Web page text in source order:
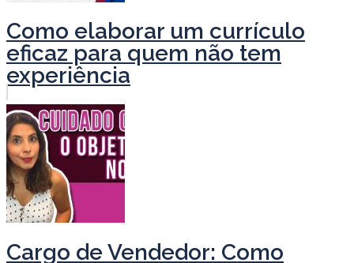
Como elaborar um currículo
eficaz para quem não tem
experiência
Cargo de Vendedor: Como